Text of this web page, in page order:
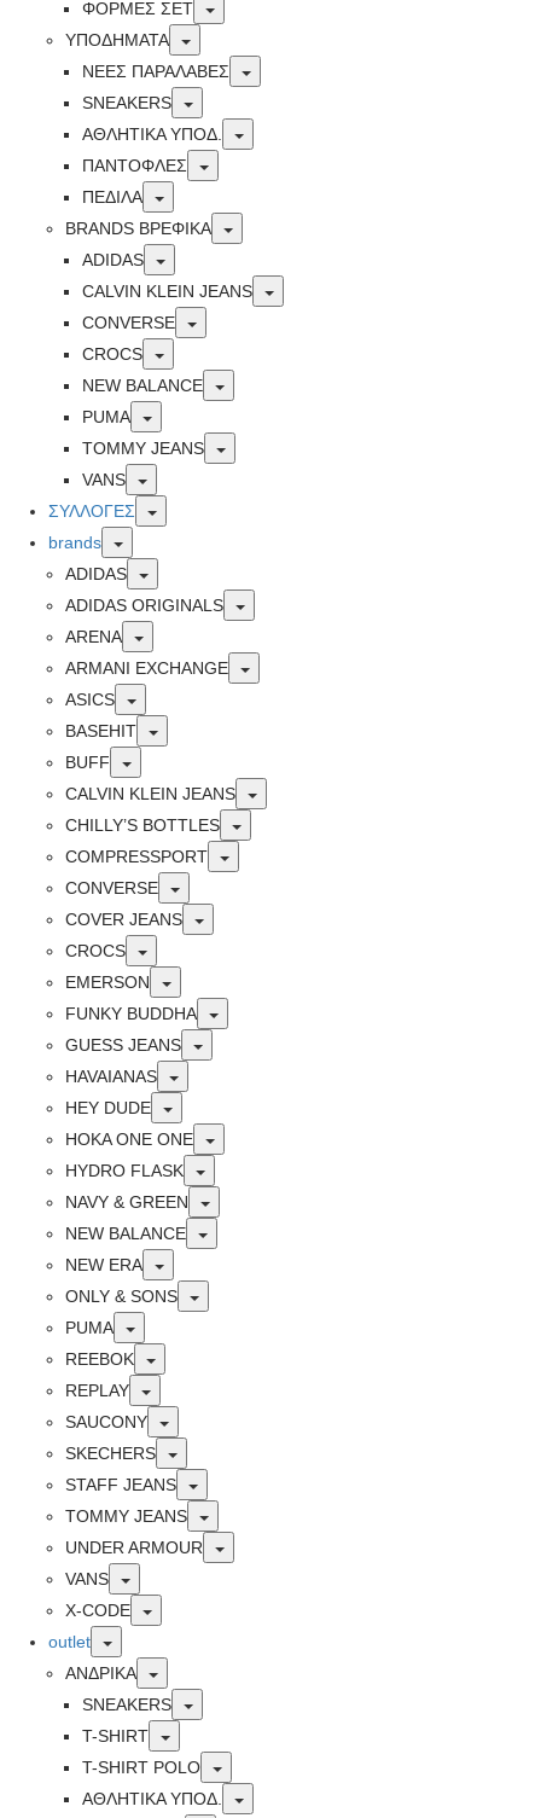
ΦΟΡΜΕΣ ΣΕΤ
Toggle
ΥΠΟΔΗΜΑΤΑ
Toggle
ΝΕΕΣ ΠΑΡΑΛΑΒΕΣ
Toggle
SNEAKERS
Toggle
ΑΘΛΗΤΙΚΑ ΥΠΟΔ.
Toggle
ΠΑΝΤΟΦΛΕΣ
Toggle
ΠΕΔΙΛΑ
Toggle
BRANDS ΒΡΕΦΙΚΆ
Toggle
ADIDAS
Toggle
CALVIN KLEIN JEANS
Toggle
CONVERSE
Toggle
CROCS
Toggle
NEW BALANCE
Toggle
PUMA
Toggle
TOMMY JEANS
Toggle
VANS
Toggle
ΣΥΛΛΟΓΕΣ
Toggle
brands
Toggle
ADIDAS
Toggle
ADIDAS ORIGINALS
Toggle
ARENA
Toggle
ARMANI EXCHANGE
Toggle
ASICS
Toggle
BASEHIT
Toggle
BUFF
Toggle
CALVIN KLEIN JEANS
Toggle
CHILLY’S BOTTLES
Toggle
COMPRESSPORT
Toggle
CONVERSE
Toggle
COVER JEANS
Toggle
CROCS
Toggle
EMERSON
Toggle
FUNKY BUDDHA
Toggle
GUESS JEANS
Toggle
HAVAIANAS
Toggle
HEY DUDE
Toggle
HOKA ONE ONE
Toggle
HYDRO FLASK
Toggle
NAVY & GREEN
Toggle
NEW BALANCE
Toggle
NEW ERA
Toggle
ONLY & SONS
Toggle
PUMA
Toggle
REEBOK
Toggle
REPLAY
Toggle
SAUCONY
Toggle
SKECHERS
Toggle
STAFF JEANS
Toggle
TOMMY JEANS
Toggle
UNDER ARMOUR
Toggle
VANS
Toggle
X-CODE
Toggle
outlet
Toggle
ΑΝΔΡΙΚΑ
Toggle
SNEAKERS
Toggle
T-SHIRT
Toggle
T-SHIRT POLO
Toggle
ΑΘΛΗΤΙΚΑ ΥΠΟΔ.
Toggle